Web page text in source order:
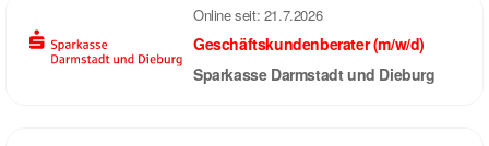
Online seit: 21.7.2026
Geschäftskundenberater (m/w/d)
Sparkasse Darmstadt und Dieburg